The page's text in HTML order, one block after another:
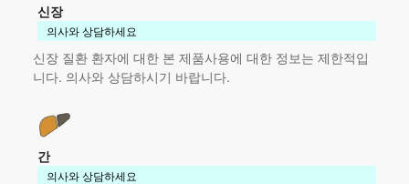
신장
의사와 상담하세요
신장 질환 환자에 대한 본 제품사용에 대한 정보는 제한적입
니다. 의사와 상담하시기 바랍니다.
간
의사와 상담하세요